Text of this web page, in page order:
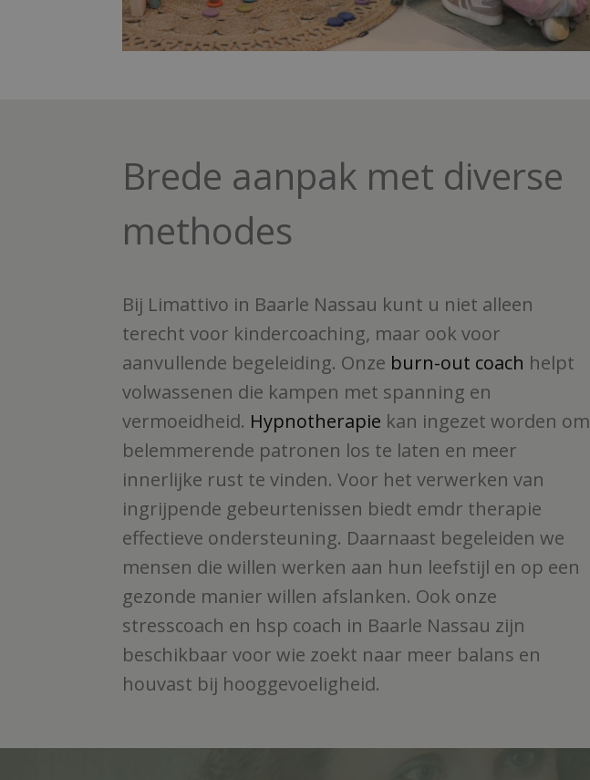
Brede aanpak met diverse
methodes
Bij Limattivo in Baarle Nassau kunt u niet alleen
terecht voor kindercoaching, maar ook voor
aanvullende begeleiding. Onze burn-out coach helpt
volwassenen die kampen met spanning en
vermoeidheid. Hypnotherapie kan ingezet worden om
belemmerende patronen los te laten en meer
innerlijke rust te vinden. Voor het verwerken van
ingrijpende gebeurtenissen biedt emdr therapie
effectieve ondersteuning. Daarnaast begeleiden we
mensen die willen werken aan hun leefstijl en op een
gezonde manier willen afslanken. Ook onze
stresscoach en hsp coach in Baarle Nassau zijn
beschikbaar voor wie zoekt naar meer balans en
houvast bij hooggevoeligheid.